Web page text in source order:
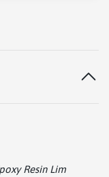
Resin Lim